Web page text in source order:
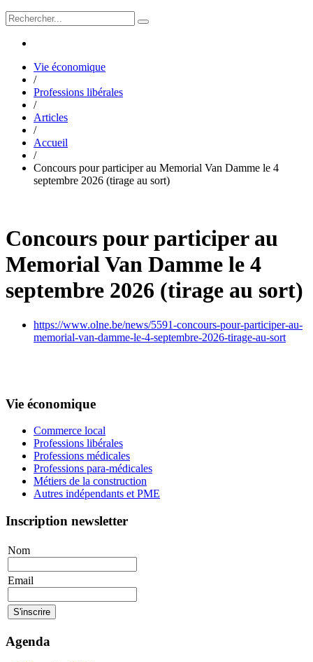
Vie économique
/
Professions libérales
/
Articles
/
Accueil
/
Concours pour participer au Memorial Van Damme le 4
septembre 2026 (tirage au sort)
Concours pour participer au
Memorial Van Damme le 4
septembre 2026 (tirage au sort)
https://www.olne.be/news/5591-concours-pour-participer-au-
memorial-van-damme-le-4-septembre-2026-tirage-au-sort
Vie économique
Commerce local
Professions libérales
Professions médicales
Professions para-médicales
Métiers de la construction
Autres indépendants et PME
Inscription newsletter
Nom
Email
Agenda